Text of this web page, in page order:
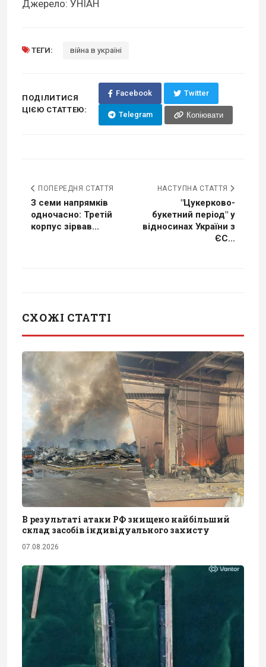
Джерело: УНІАН
ТЕГИ: війна в україні
ПОДІЛИТИСЯ
ЦІЄЮ СТАТТЕЮ:
Facebook Twitter
Telegram Копіювати
ПОПЕРЕДНЯ СТАТТЯ
З семи напрямків
одночасно: Третій
корпус зірвав...
НАСТУПНА СТАТТЯ
"Цукерково-
букетний період" у
відносинах України з
ЄС...
СХОЖІ СТАТТІ
В результаті атаки РФ знищено найбільший
склад засобів індивідуального захисту
07.08.2026